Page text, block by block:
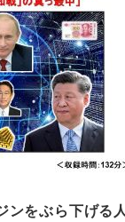
ンをぶら下げる